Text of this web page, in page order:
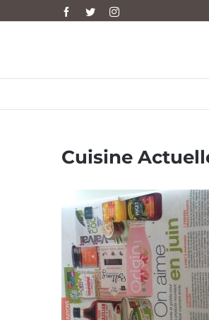
FacebookTwitterInstagram
Cuisine